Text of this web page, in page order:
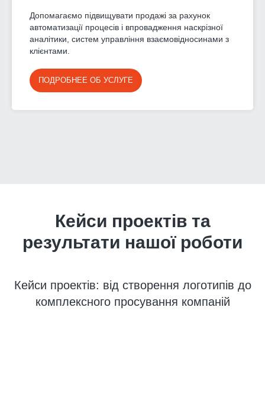
Допомагаємо підвищувати продажі за рахунок
автоматизації процесів і впровадження наскрізної
аналітики, систем управління взаємовідносинами з
клієнтами.
ПОДРОБНЕЕ ОБ УСЛУГЕ
Кейси проектів та
результати нашої роботи
Кейси проектів: від створення логотипів до
комплексного просування компаній